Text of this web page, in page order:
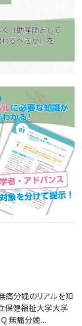
痛分娩のリアルを知
保健福祉大学大学
無痛分娩...